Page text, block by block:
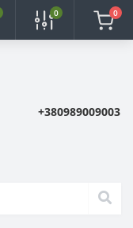
0 0
+380989009003